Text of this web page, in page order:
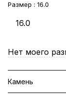
Размер : 16.0
16.0
Нет моего
Камень